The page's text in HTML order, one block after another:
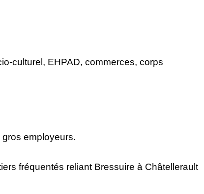
culturel, EHPAD, commerces, corps
employeurs.
fréquentés reliant Bressuire à Châtellerault